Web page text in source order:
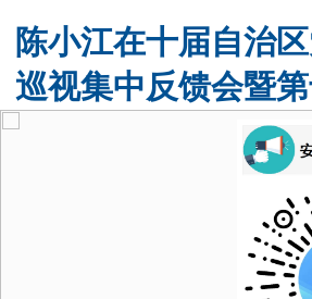
陈小江在十届自治
巡视集中反馈会暨
员部署会上强调 不断
震慑力穿透力推动力
主义现代化新疆提
障